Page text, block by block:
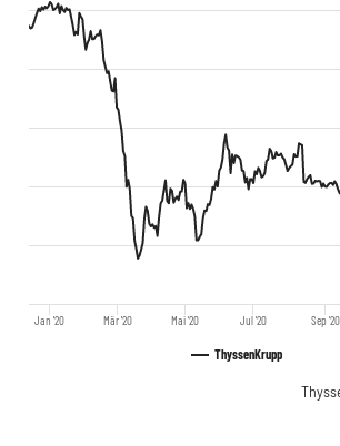
ThyssenKrupp
Jan '20 Mär '20 Mai '20 Jul '20 Sep '20